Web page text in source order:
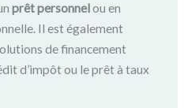
prêt personnelou en
Il est également
de financement
d’impôt ou le prêt à taux